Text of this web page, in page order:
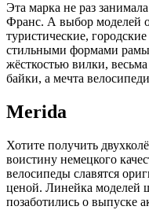
Эта марка не раз
Франс. А выбор моделей
туристические,
стильными формами
жёсткостью вилки,
байки, а мечта
Merida
Хотите получить
воистину немецкого
велосипеды славятся
ценой. Линейка моделей
позаботились о выпуске